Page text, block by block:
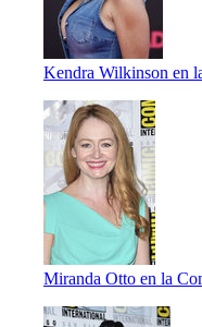
Kendra Wilkinson en
Miranda Otto en la